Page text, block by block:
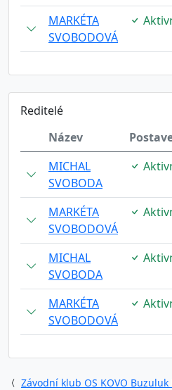
MARKÉTA
SVOBODOVÁ
Reditelé
Název
MICHAL
SVOBODA
MARKÉTA
SVOBODOVÁ
MICHAL
SVOBODA
MARKÉTA
SVOBODOVÁ
Závodní klub OS KOVO Buzuluk